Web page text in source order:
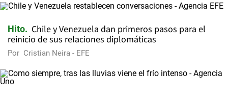
Hito
Chile y Venezuela dan primeros pasos para el
reinicio de sus relaciones diplomáticas
Por Cristian Neira - EFE